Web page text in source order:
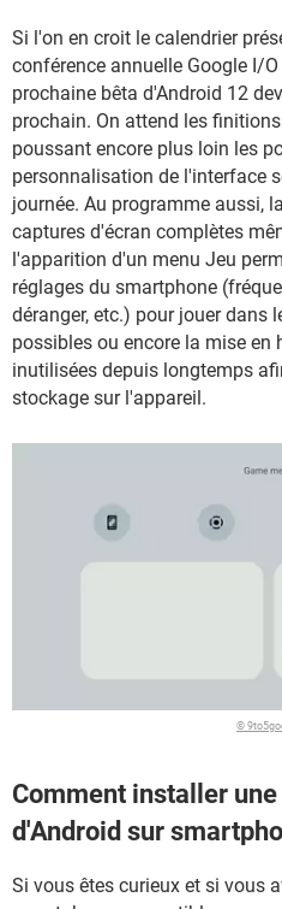
Si l'on en croit le calendrier
conférence annuelle Google I/
prochaine bêta d'Android 12
prochain. On attend les
poussant encore plus loin les
personnalisation de l'interface
journée. Au programme aussi,
captures d'écran complètes
l'apparition d'un menu Jeu
réglages du smartphone
déranger, etc.) pour jouer dans
possibles ou encore la mise
inutilisées depuis longtemps
stockage sur l'appareil.
©
Comment installer
d'Android sur
Si vous êtes curieux et si vous